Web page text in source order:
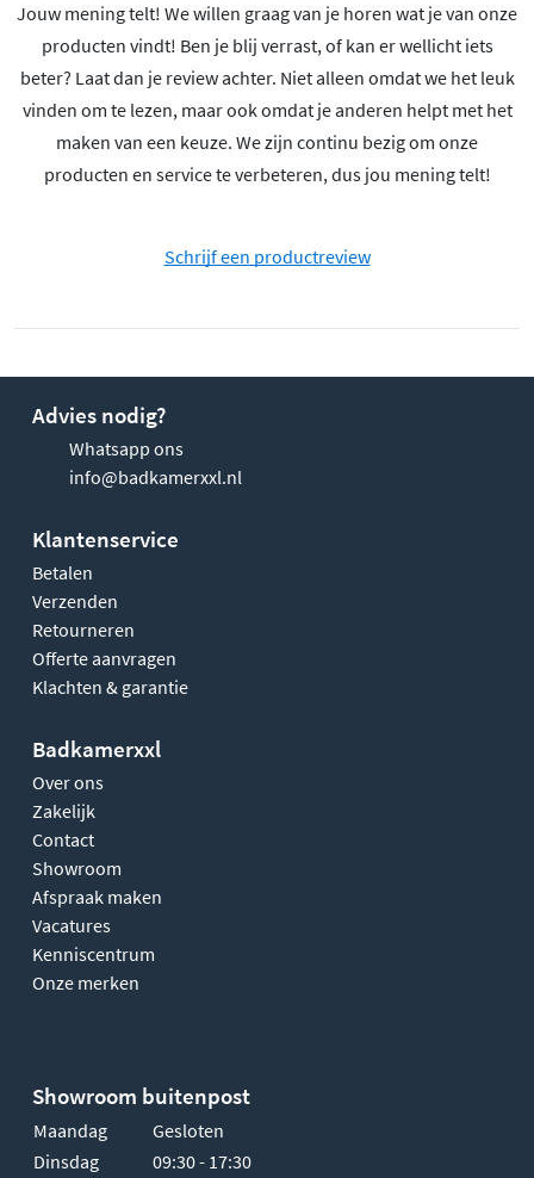
Jouw mening telt! We willen graag van je horen wat je van onze
producten vindt! Ben je blij verrast, of kan er wellicht iets
beter? Laat dan je review achter. Niet alleen omdat we het leuk
vinden om te lezen, maar ook omdat je anderen helpt met het
maken van een keuze. We zijn continu bezig om onze
producten en service te verbeteren, dus jou mening telt!
Schrijf een productreview
Advies nodig?
Whatsapp ons
info@badkamerxxl.nl
Klantenservice
Betalen
Verzenden
Retourneren
Offerte aanvragen
Klachten & garantie
Badkamerxxl
Over ons
Zakelijk
Contact
Showroom
Afspraak maken
Vacatures
Kenniscentrum
Onze merken
Showroom buitenpost
Maandag
Gesloten
Dinsdag
09:30 - 17:30